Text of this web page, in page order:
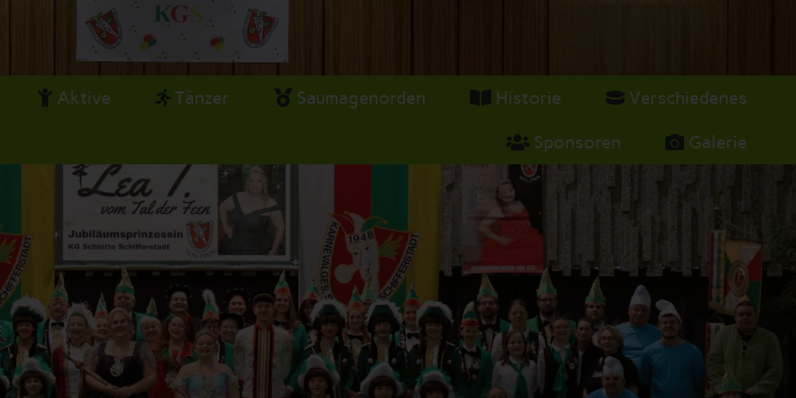
Aktive Tänzer Saumagenorden Historie Verschiedenes
Sponsoren Galerie